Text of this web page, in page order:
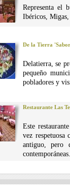
Representa el
Ibéricos, Migas,
De la Tierra
Delatierra, se
pequeño
pobladores y
Restaurante Las
Este
vez
antiguo, pero
contemporáneas.